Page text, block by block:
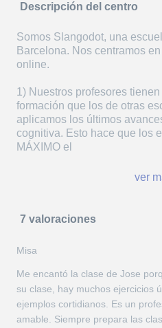
Descripción del centro
Somos Slangodot, una
Barcelona. Nos centramos
online.
1) Nuestros profesores
formación que los de otras
aplicamos los últimos
cognitiva. Esto hace que los
MÁXIMO el
ver
7 valoraciones
Misa
Me encantó la clase de Jose
su clase, hay muchos ejercicios
ejemplos cortidianos. Es un
amable. Siempre prepara las